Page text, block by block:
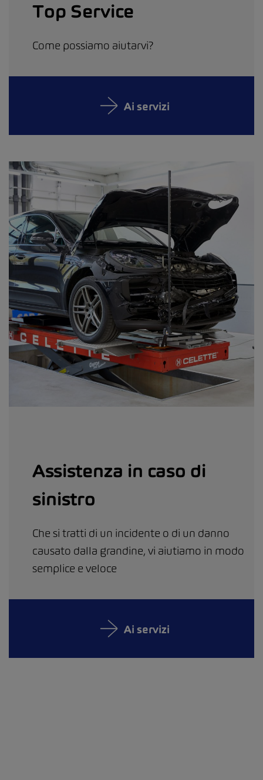
Top Service
Come possiamo aiutarvi?
Ai servizi
Assistenza in caso di
sinistro
Che si tratti di un incidente o di un danno
causato dalla grandine, vi aiutiamo in modo
semplice e veloce
Ai servizi